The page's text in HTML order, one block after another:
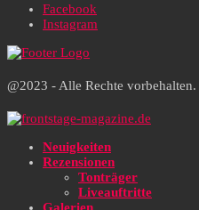
Facebook
Instagram
@2023 - Alle Rechte vorbehalten.
Neuigkeiten
Rezensionen
Tonträger
Liveauftritte